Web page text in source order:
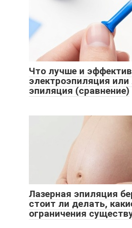
Что лучше и
электроэпиляция или
эпиляция (сравнение)
Лазерная эпиляция
стоит ли делать,
ограничения